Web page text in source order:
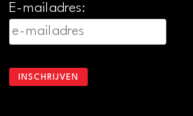
E-mailadres: